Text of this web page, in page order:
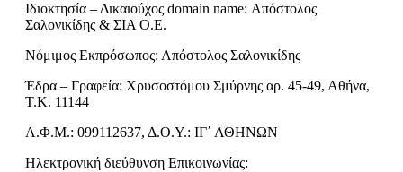
Ιδιοκτησία – Δικαιούχος domain name: Απόστολος
Σαλονικίδης & ΣΙΑ Ο.Ε.
Νόμιμος Εκπρόσωπος: Απόστολος Σαλονικίδης
Έδρα – Γραφεία: Χρυσοστόμου Σμύρνης αρ. 45-49, Αθήνα,
Τ.Κ. 11144
Α.Φ.Μ.: 099112637, Δ.Ο.Υ.: ΙΓ΄ ΑΘΗΝΩΝ
Ηλεκτρονική διεύθυνση Επικοινωνίας: